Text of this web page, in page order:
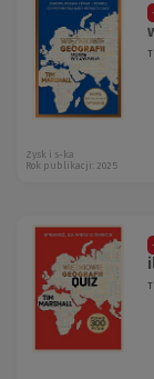
Zysk i s-ka
Rok publikacji: 2025